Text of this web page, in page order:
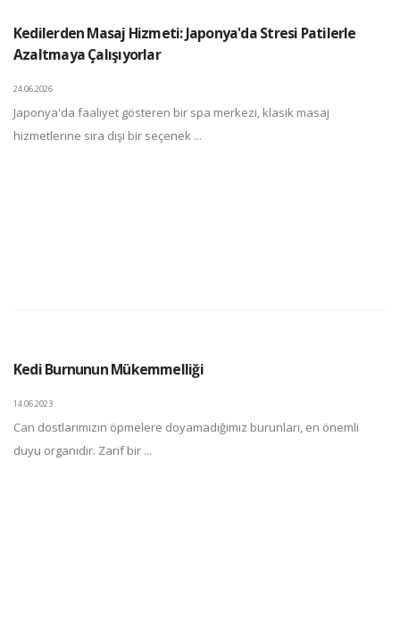
Kedilerden Masaj Hizmeti: Japonya'da Stresi Patilerle
Azaltmaya Çalışıyorlar
24.06.2026
Japonya'da faaliyet gösteren bir spa merkezi, klasik masaj
hizmetlerine sıra dışı bir seçenek ...
Kedi Burnunun Mükemmelliği
14.06.2023
Can dostlarımızın öpmelere doyamadığımız burunları, en önemli
duyu organıdır. Zarif bir ...